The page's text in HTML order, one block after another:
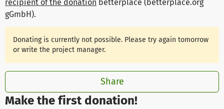
Make the first donation!
recipient of the donation betterplace (betterplace.org
gGmbH).
Donating is currently not possible. Please try again tomorrow
or write the project manager.
Share